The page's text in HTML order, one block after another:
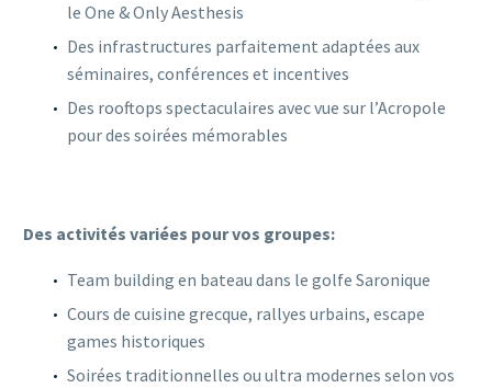
le One & Only Aesthesis
Des infrastructures parfaitement adaptées aux
séminaires, conférences et incentives
Des rooftops spectaculaires avec vue sur l’Acropole
pour des soirées mémorables
Des activités variées pour vos groupes:
Team building en bateau dans le golfe Saronique
Cours de cuisine grecque, rallyes urbains, escape
games historiques
Soirées traditionnelles ou ultra modernes selon vos